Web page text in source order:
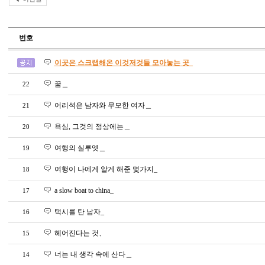
번호
이곳은 스크랩해온 이것저것들 모아놓는 곳_
22 꿈＿
21 어리석은 남자와 무모한 여자＿
20 욕심, 그것의 정상에는＿
19 여행의 실루엣＿
18 여행이 나에게 알게 해준 몇가지_
17 a slow boat to china_
16 택시를 탄 남자_
15 헤어진다는 것、
14 너는 내 생각 속에 산다＿